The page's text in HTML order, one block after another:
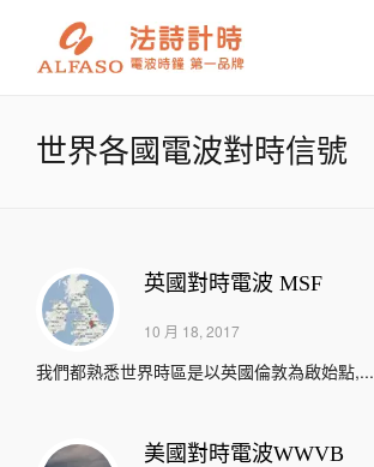
世界各國電波對時信號
英國對時電波 MSF
10 月 18, 2017
我們都熟悉世界時區是以英國倫敦為啟始點,...
美國對時電波WWVB